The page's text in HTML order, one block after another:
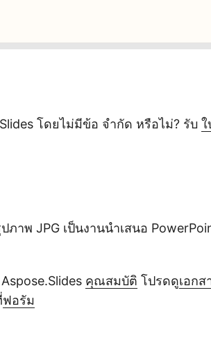
โดยไม่มีข้อ จำกัด หรือไม่? รับ
ภาพ JPG เป็นงานนำเสนอ
คุณสมบัติ โปรดดูเอกส
ฟอรัม